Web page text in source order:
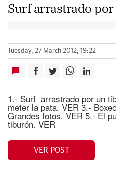
Surf arrastrado
Tuesday, 27 March 2012, 19:22
1.- Surf arrastrado por un
meter la pata. VER 3.-
Grandes fotos. VER 5.- El
tiburón. VER
VER POST